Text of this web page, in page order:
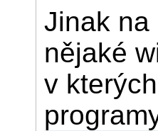
Jinak na
nějaké
v